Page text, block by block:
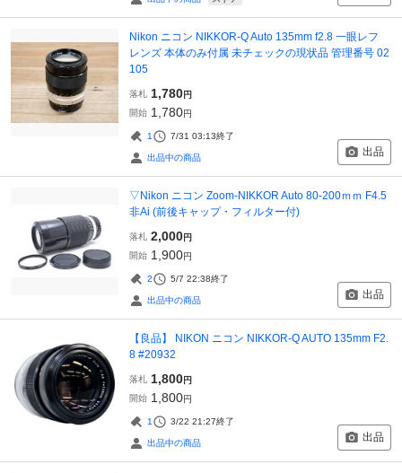
Nikon ニコン NIKKOR-Q Auto 135mm f2.8 一眼レフ
レンズ 本体のみ付属 未チェックの現状品 管理番号 02
105
落札 1,780円
開始 1,780円
1 7/31 03:13終了
出品中の商品 出品
▽Nikon ニコン Zoom-NIKKOR Auto 80-200ｍｍ F4.5
非Ai (前後キャップ・フィルター付)
落札 2,000円
開始 1,900円
2 5/7 22:38終了
出品中の商品 出品
【良品】 NIKON ニコン NIKKOR-Q AUTO 135mm F2.
8 #20932
落札 1,800円
開始 1,800円
1 3/22 21:27終了
出品中の商品 出品